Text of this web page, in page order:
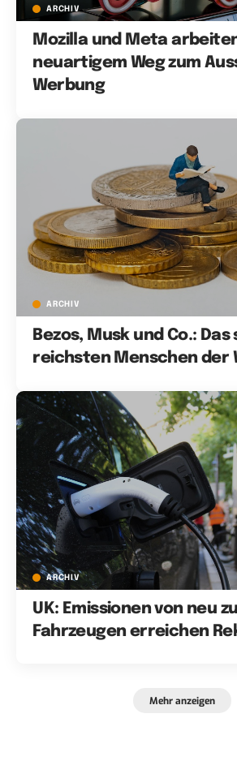
ARCHIV
Mozilla und Meta
neuartigem Weg zum
Werbung
ARCHIV
Bezos, Musk und Co.: Das
reichsten Menschen der
ARCHIV
UK: Emissionen von neu
Fahrzeugen erreichen
Mehr anzeigen